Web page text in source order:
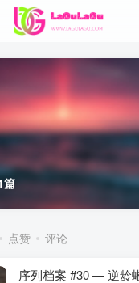
篇
点赞 评论
序列档案 #30 — 逆龄